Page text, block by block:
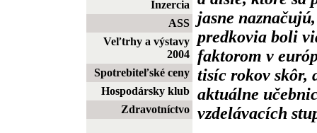
Inzercia
ASS
Veľtrhy a výstavy
2004
Spotrebiteľské ceny
Hospodársky klub
Zdravotníctvo
jasne
predkovia boli
faktorom v
tisíc rokov skôr,
aktuálne
vzdelávacích